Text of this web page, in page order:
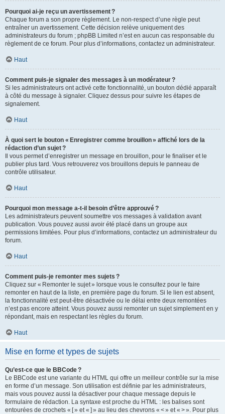
Pourquoi ai-je reçu un avertissement ?
Chaque forum a son propre règlement. Le non-respect d’une règle peut
entraîner un avertissement. Cette décision relève uniquement des
administrateurs du forum ; phpBB Limited n’est en aucun cas responsable du
règlement de ce forum. Pour plus d’informations, contactez un administrateur.
Haut
Comment puis-je signaler des messages à un modérateur ?
Si les administrateurs ont activé cette fonctionnalité, un bouton dédié apparaît
à côté du message à signaler. Cliquez dessus pour suivre les étapes de
signalement.
Haut
À quoi sert le bouton « Enregistrer comme brouillon » affiché lors de la
rédaction d’un sujet ?
Il vous permet d’enregistrer un message en brouillon, pour le finaliser et le
publier plus tard. Vous retrouverez vos brouillons depuis le panneau de
contrôle utilisateur.
Haut
Pourquoi mon message a-t-il besoin d’être approuvé ?
Les administrateurs peuvent soumettre vos messages à validation avant
publication. Vous pouvez aussi avoir été placé dans un groupe aux
permissions limitées. Pour plus d’informations, contactez un administrateur du
forum.
Haut
Comment puis-je remonter mes sujets ?
Cliquez sur « Remonter le sujet » lorsque vous le consultez pour le faire
remonter en haut de la liste, en première page du forum. Si le lien est absent,
la fonctionnalité est peut-être désactivée ou le délai entre deux remontées
n’est pas encore atteint. Vous pouvez aussi remonter un sujet simplement en y
répondant, mais en respectant les règles du forum.
Haut
Mise en forme et types de sujets
Qu’est-ce que le BBCode ?
Le BBCode est une variante du HTML qui offre un meilleur contrôle sur la mise
en forme d’un message. Son utilisation est définie par les administrateurs,
mais vous pouvez aussi la désactiver pour chaque message depuis le
formulaire de rédaction. La syntaxe est proche du HTML : les balises sont
entourées de crochets « [ » et « ] » au lieu des chevrons « < » et « > ». Pour plus